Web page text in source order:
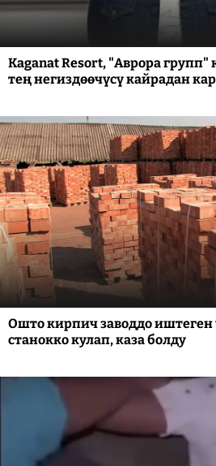
Kaganat Resort, "Аврора
тең негиздөөчүсү кайрадан
Ошто кирпич заводдо иштеген
станокко кулап, каза болду